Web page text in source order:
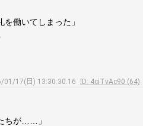
働いてしまった」
01/17(日) 13:30:30.16
ID: 4ciTvAc90 (64)
ちが……」